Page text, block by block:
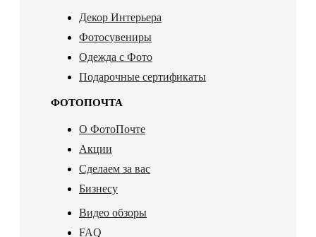
Декор Интерьера
Фотосувениры
Одежда с Фото
Подарочные сертификаты
ФОТОПОЧТА
О ФотоПочте
Акции
Сделаем за вас
Бизнесу
Видео обзоры
FAQ